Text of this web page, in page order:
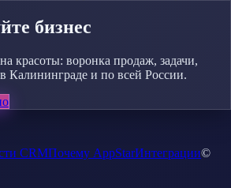
бизнес
красоты: воронка продаж, задачи,
Калининграде и по всей России.
CRMПочему AppStarИнтеграции©